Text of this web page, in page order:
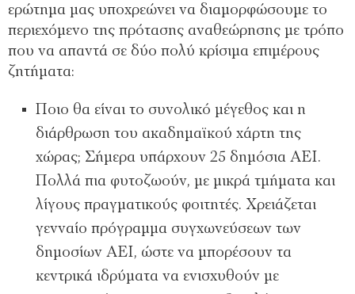
ερώτηµα µας υποχρεώνει να διαµορφώσουµε το
περιεχόµενο της πρότασης αναθεώρησης µε τρόπο
που να απαντά σε δύο πολύ κρίσιµα επιµέρους
ζητήµατα:
Ποιο θα είναι το συνολικό µέγεθος και η
διάρθρωση του ακαδηµαϊκού χάρτη της
χώρας; Σήµερα υπάρχουν 25 δηµόσια ΑΕΙ.
Πολλά πια φυτοζωούν, µε µικρά τµήµατα και
λίγους πραγµατικούς φοιτητές. Χρειάζεται
γενναίο πρόγραµµα συγχωνεύσεων των
δηµοσίων ΑΕΙ, ώστε να µπορέσουν τα
κεντρικά ιδρύµατα να ενισχυθούν µε